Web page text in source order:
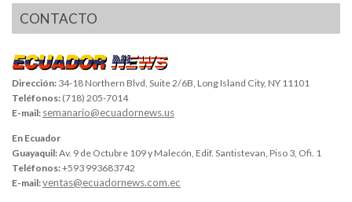
CONTACTO
Dirección: 34-18 Northern Blvd, Suite 2/6B, Long Island City, NY 11101
Teléfonos: (718) 205-7014
E-mail: semanario@ecuadornews.us
En Ecuador
Guayaquil:Av. 9 de Octubre 109 y Malecón, Edif. Santistevan, Piso 3, Ofi. 1
Teléfonos:+593 993683742
E-mail:ventas@ecuadornews.com.ec